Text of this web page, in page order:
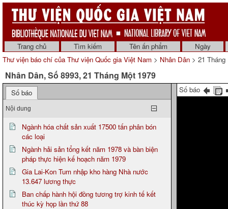
Trang chủ Tìm kiếm Tên ấn phẩm
Ngày
Thư viện báo chí của Thư viện Quốc gia Việt Nam > Nhân Dân > 21 Tháng
Nhân Dân, Số 8993, 21 Tháng Một 1979
Số báo
Nội dung
Ngành hóa chất sản xuất 17500 tấn phân bón
các loại
Ngành hải sản tổng kết năm 1978 và bàn biện
pháp thực hiện kế hoạch năm 1979
Gia Lai-Kon Tum nhập kho hàng Nhà nước
13.647 lương thực
Ban chấp hành hội đồng tương trợ kinh tế kết
thúc kỳ họp lần thứ 88
Số báo